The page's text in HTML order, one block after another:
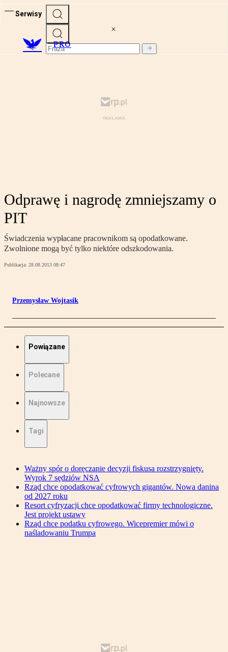
Serwisy
PRO
Odprawę i nagrodę zmniejszamy o
PIT
Świadczenia wypłacane pracownikom są opodatkowane.
Zwolnione mogą być tylko niektóre odszkodowania.
Publikacja: 28.08.2013 08:47
Przemysław Wojtasik
Powiązane
Polecane
Najnowsze
Tagi
Ważny spór o doręczanie decyzji fiskusa rozstrzygnięty.
Wyrok 7 sędziów NSA
Rząd chce opodatkować cyfrowych gigantów. Nowa danina
od 2027 roku
Resort cyfryzacji chce opodatkować firmy technologiczne.
Jest projekt ustawy
Rząd chce podatku cyfrowego. Wicepremier mówi o
naśladowaniu Trumpa